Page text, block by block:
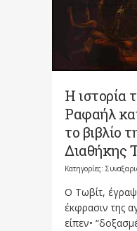
Η ιστορία
Ραφαήλ
το βιβλίο
Διαθήκης
Κατηγορίες:
Ο Τωβίτ,
έκφρασιν της
είπεν•